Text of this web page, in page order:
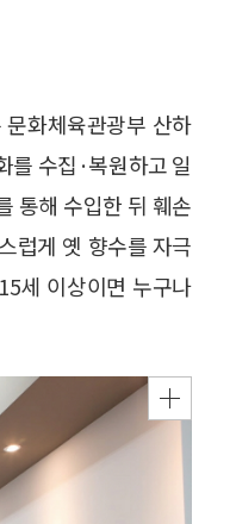
화체육관광부 산하
를 수집·복원하고 일
통해 수입한 뒤 훼손
럽게 옛 향수를 자극
세 이상이면 누구나